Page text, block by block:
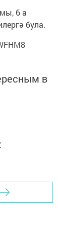
6 а
була.
в